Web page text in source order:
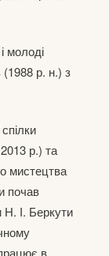
молоді
р. н.) з
р.) та
мистецтва
почав
Н. І. Беркути
в